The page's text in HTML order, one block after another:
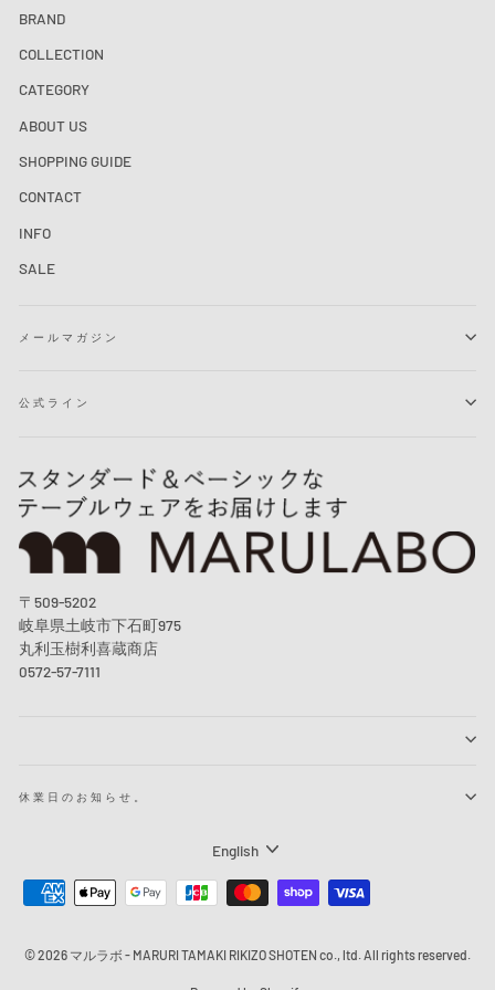
BRAND
COLLECTION
CATEGORY
ABOUT US
SHOPPING GUIDE
CONTACT
INFO
SALE
メールマガジン
公式ライン
〒509-5202
岐阜県土岐市下石町975
丸利玉樹利喜蔵商店
0572-57-7111
休業日のお知らせ。
Language
English
© 2026 マルラボ - MARURI TAMAKI RIKIZO SHOTEN co., ltd. All rights reserved.